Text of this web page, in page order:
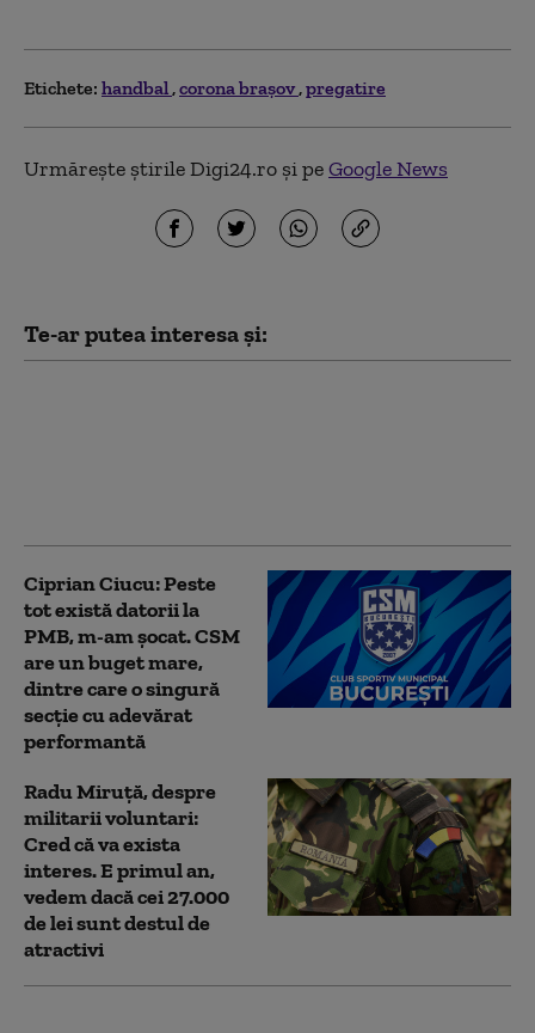
Etichete: handbal corona braşov pregatire
Urmărește știrile Digi24.ro și peGoogle News
Te-ar putea interesa și:
Ciprian Ciucu: Peste
tot există datorii la
PMB, m-am șocat. CSM
are un buget mare,
dintre care o singură
secţie cu adevărat
performantă
Radu Miruță, despre
militarii voluntari:
Cred că va exista
interes. E primul an,
vedem dacă cei 27.000
de lei sunt destul de
atractivi